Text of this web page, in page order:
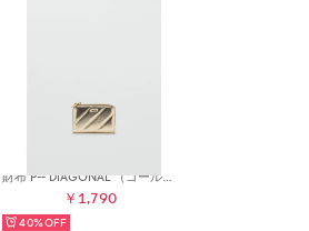
財布 P-- DIAGONAL （ゴールド）
￥1,790
40%